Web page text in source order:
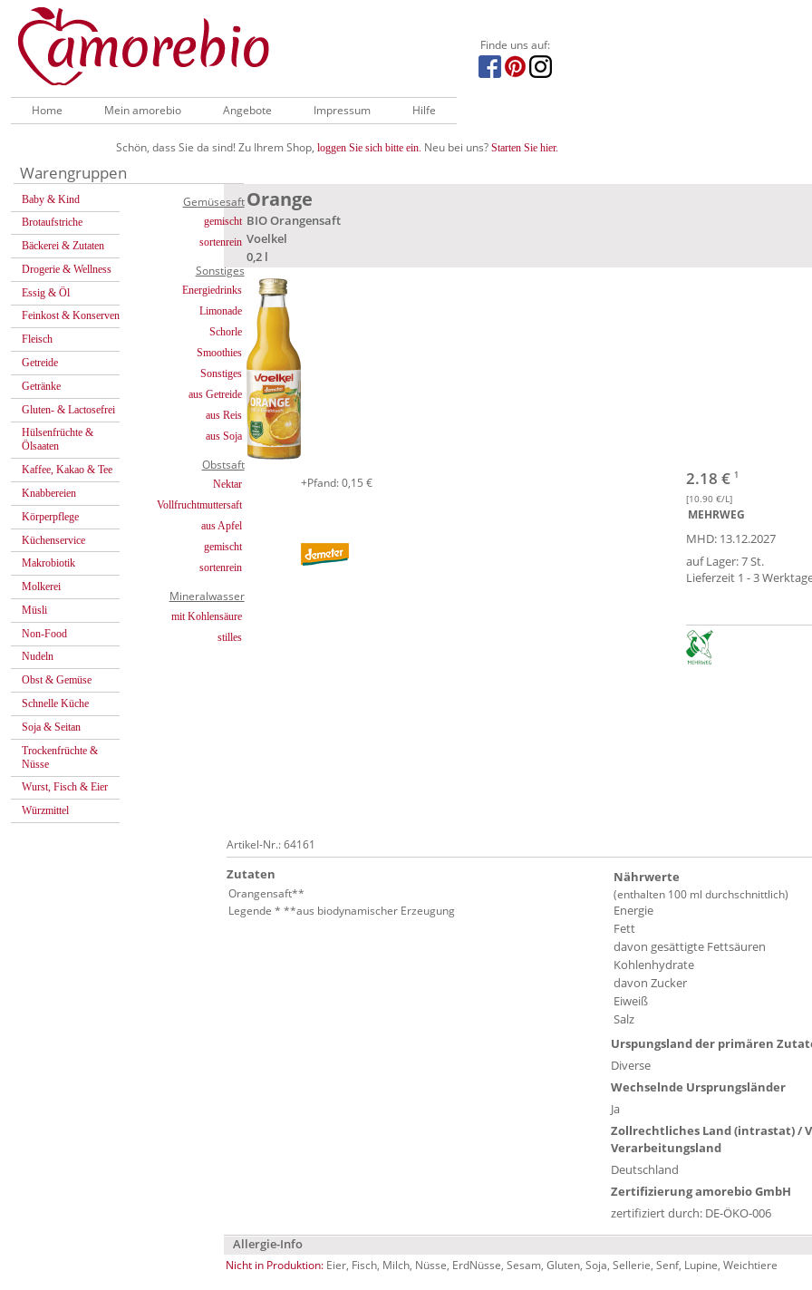
Finde uns auf:
Home Mein amorebio Angebote Impressum Hilfe
Schön, dass Sie da sind! Zu Ihrem Shop, loggen Sie sich bitte ein. Neu bei uns? Starten Sie hier.
Warengruppen
Baby & Kind
Brotaufstriche
Bäckerei & Zutaten
Drogerie & Wellness
Essig & Öl
Feinkost & Konserven
Fleisch
Getreide
Getränke
Gluten- & Lactosefrei
Hülsenfrüchte &
Ölsaaten
Kaffee, Kakao & Tee
Knabbereien
Körperpflege
Küchenservice
Makrobiotik
Molkerei
Müsli
Non-Food
Nudeln
Obst & Gemüse
Schnelle Küche
Soja & Seitan
Trockenfrüchte &
Nüsse
Wurst, Fisch & Eier
Würzmittel
Gemüsesaft
gemischt
sortenrein
Sonstiges
Energiedrinks
Limonade
Schorle
Smoothies
Sonstiges
aus Getreide
aus Reis
aus Soja
Obstsaft
Nektar
Vollfruchtmuttersaft
aus Apfel
gemischt
sortenrein
Mineralwasser
mit Kohlensäure
stilles
Orange
BIO Orangensaft
Voelkel
0,2 l
2.18 € 1
[10.90 €/L]
MEHRWEG
MHD: 13.12.2027
auf Lager: 7 St.
Lieferzeit 1 - 3
+Pfand: 0,15 €
Artikel-Nr.: 64161
Zutaten
Orangensaft**
Legende * **aus biodynamischer Erzeugung
Nährwerte
(enthalten 100 ml durchschnittlich)
Energie
Fett
davon gesättigte Fettsäuren
Kohlenhydrate
davon Zucker
Eiweiß
Salz
Urspungsland der primären
Diverse
Wechselnde Ursprungsländer
Ja
Zollrechtliches Land (intrastat) /
Verarbeitungsland
Deutschland
Zertifizierung amorebio GmbH
zertifiziert durch: DE-ÖKO-006
Allergie-Info
Nicht in Produktion: Eier, Fisch, Milch, Nüsse, ErdNüsse, Sesam, Gluten, Soja, Sellerie, Senf, Lupine, Weichtiere